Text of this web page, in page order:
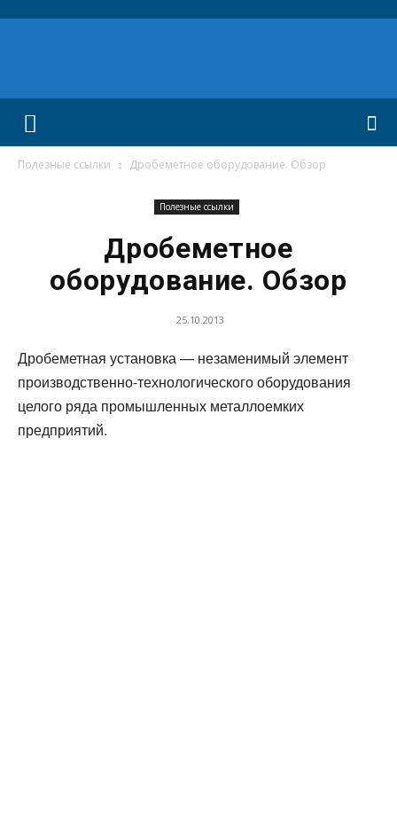
Полезные ссылки Дробеметное оборудование. Обзор
Полезные ссылки
Дробеметное
оборудование. Обзор
25.10.2013
Дробеметная установка — незаменимый элемент
производственно-технологического оборудования
целого ряда промышленных металлоемких
предприятий.